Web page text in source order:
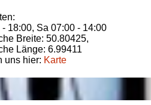
- 18:00, Sa 07:00 - 14:00
Breite: 50.80425,
Länge: 6.99411
uns hier: Karte